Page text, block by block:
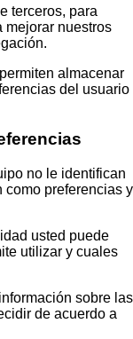
terceros, para
mejorar nuestros
almacenar
del usuario
no le identifican
como preferencias y
usted puede
utilizar y cuales
sobre las
de acuerdo a